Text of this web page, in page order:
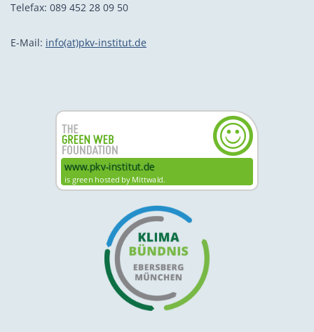
Telefax: 089 452 28 09 50
E-Mail: info(at)pkv-institut.de